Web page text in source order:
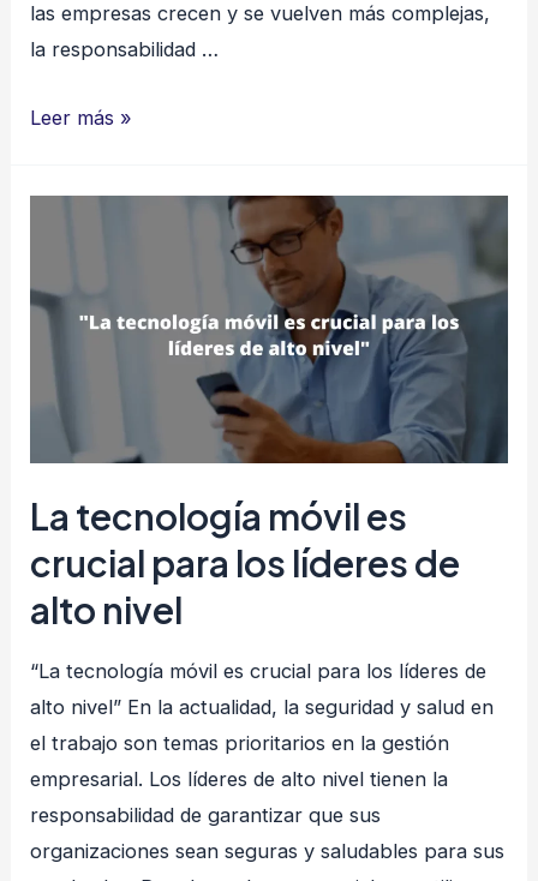
las empresas crecen y se vuelven más complejas,
la responsabilidad …
La
y
seguridad
procesos
Leer más »
La tecnología móvil es
crucial para los líderes de
alto nivel
“La tecnología móvil es crucial para los líderes de
alto nivel” En la actualidad, la seguridad y salud en
el trabajo son temas prioritarios en la gestión
empresarial. Los líderes de alto nivel tienen la
responsabilidad de garantizar que sus
organizaciones sean seguras y saludables para sus